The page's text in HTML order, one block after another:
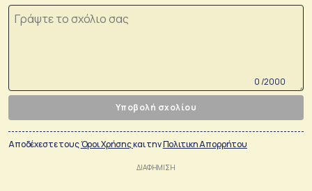
0 /2000
Υποβολή σχολίου
Αποδέχεστε τουςΌροι Χρήσηςκαι τηνΠολιτικη Απορρήτου